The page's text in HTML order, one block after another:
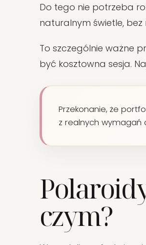
Do tego nie potrzeba
naturalnym świetle, bez
To szczególnie ważne
być kosztowna sesja.
Przekonanie, że
z realnych wymagań
czym?